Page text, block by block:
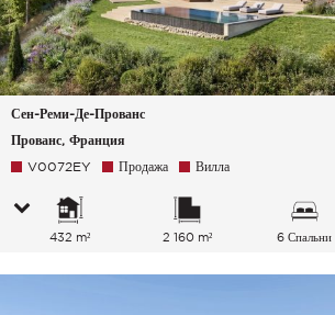
Сен-Реми-Де-Прованс
Прованс, Франция
V0072EY Продажа Вилла
432 m² 2 160 m² 6 Спальни